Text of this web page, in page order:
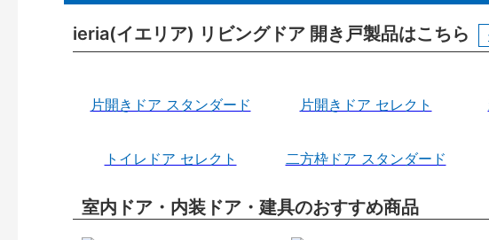
ieria(イエリア) リビングドア 開き戸製品はこちら
片開きドア スタンダード 片開きドア セレクト
トイレドア セレクト 二方枠ドア スタンダード
室内ドア・内装ドア・建具のおすすめ商品